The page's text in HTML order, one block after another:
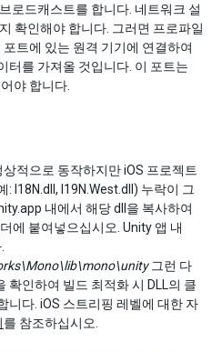
로드캐스트를 합니다. 네트워크 설
확인해야 합니다. 그러면 프로파일
트에 있는 원격 기기에 연결하여
터를 가져올 것입니다. 이 포트는
야 합니다.
적으로 동작하지만 iOS 프로젝트
I18N.dll, I19N.West.dll) 누락이 그
내에서 해당 dll을 복사하여
에 붙여넣으십시오. Unity 앱 내
그런 다
확인하여 빌드 최적화 시 DLL의 클
니다. iOS 스트리핑 레벨에 대한 자
를 참조하십시오.